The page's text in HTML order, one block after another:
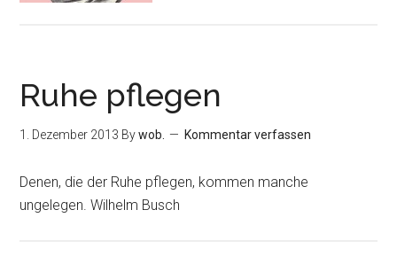
Ruhe pflegen
1. Dezember 2013 Bywob. Kommentar verfassen
Denen, die der Ruhe pflegen, kommen manche
ungelegen. Wilhelm Busch